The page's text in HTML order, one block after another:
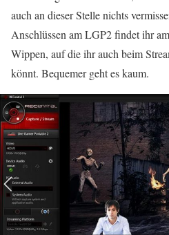
auch an dieser Stelle nichts
Anschlüssen am LGP2 findet ihr
Wippen, auf die ihr auch beim
könnt. Bequemer geht es kaum.